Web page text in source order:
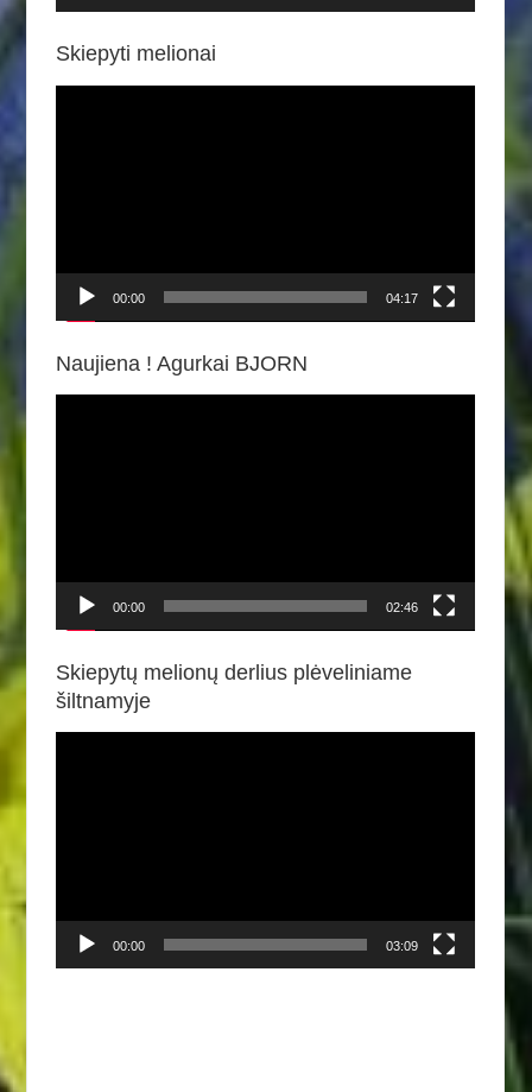
Skiepyti melionai
00:00 04:17
Naujiena ! Agurkai BJORN
00:00 02:46
Skiepytų melionų derlius plėveliniame
šiltnamyje
00:00 03:09